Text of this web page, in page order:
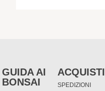
GUIDA AI
BONSAI
ACQUISTI
SPEDIZIONI